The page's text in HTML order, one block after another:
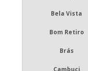
Bela Vista
Bom Retiro
Brás